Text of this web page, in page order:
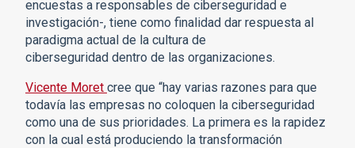
encuestas a responsables de ciberseguridad e
investigación-, tiene como finalidad dar respuesta al
paradigma actual de la cultura de
ciberseguridad dentro de las organizaciones.
Vicente Moret cree que “hay varias razones para que
todavía las empresas no coloquen la ciberseguridad
como una de sus prioridades. La primera es la rapidez
con la cual está produciendo la transformación